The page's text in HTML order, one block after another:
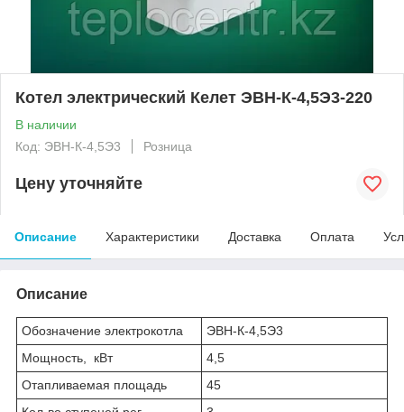
Котел электрический Келет ЭВН-К-4,5Э3-220
В наличии
Код: ЭВН-К-4,5Э3
Розница
Цену уточняйте
Описание Характеристики Доставка Оплата
Описание
Обозначение электрокотла
ЭВН-К-4,5Э3
Мощность, кВт
4,5
Отапливаемая площадь
45